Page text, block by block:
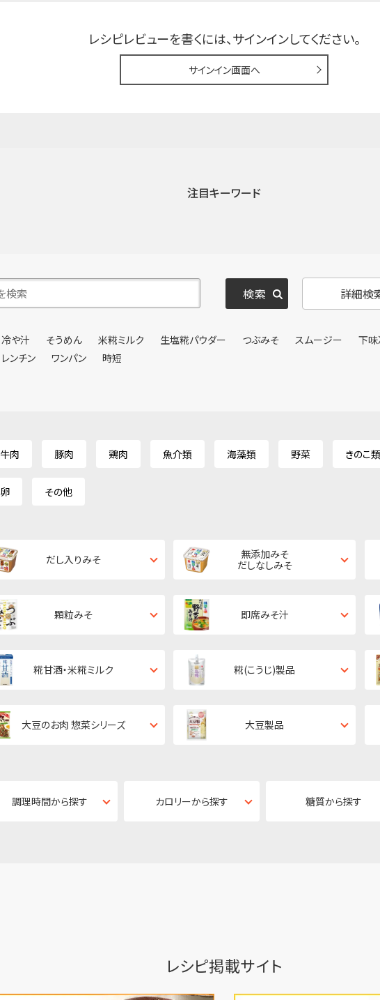
レシピレビューを書くには、サインインしてください。
サインイン画面へ
注目キーワード
詳細検
冷や汁 そうめん 米糀ミルク 生塩糀パウダー つぶみそ スムージー
下
レンチン
ワンパン 時短
牛肉 豚肉 鶏肉 魚介類 海藻類 野菜 きのこ類
卵 その他
だし入りみそ
無添加みそ
だしなしみそ
顆粒みそ 即席みそ汁
糀甘酒・米糀ミルク 糀(こうじ)製品
大豆のお肉 惣菜シリーズ 大豆製品
調理時間から探す カロリーから探す 糖質から探す
レシピ掲載サイト